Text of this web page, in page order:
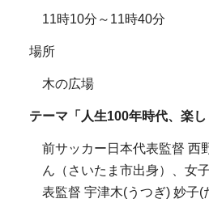
11時10分～11時40分
場所
木の広場
テーマ「人生100年時代、楽し
前サッカー日本代表監督 西
ん（さいたま市出身）、女
表監督 宇津木(うつぎ) 妙子(